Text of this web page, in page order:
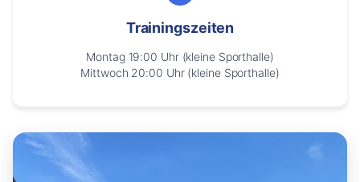
Trainingszeiten
Montag 19:00 Uhr (kleine Sporthalle)
Mittwoch 20:00 Uhr (kleine Sporthalle)